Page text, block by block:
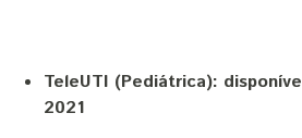
TeleUTI (Pediátrica):
2021